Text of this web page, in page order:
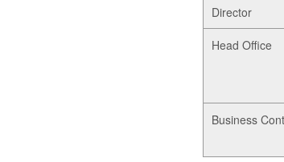
Director
Head Office
Business